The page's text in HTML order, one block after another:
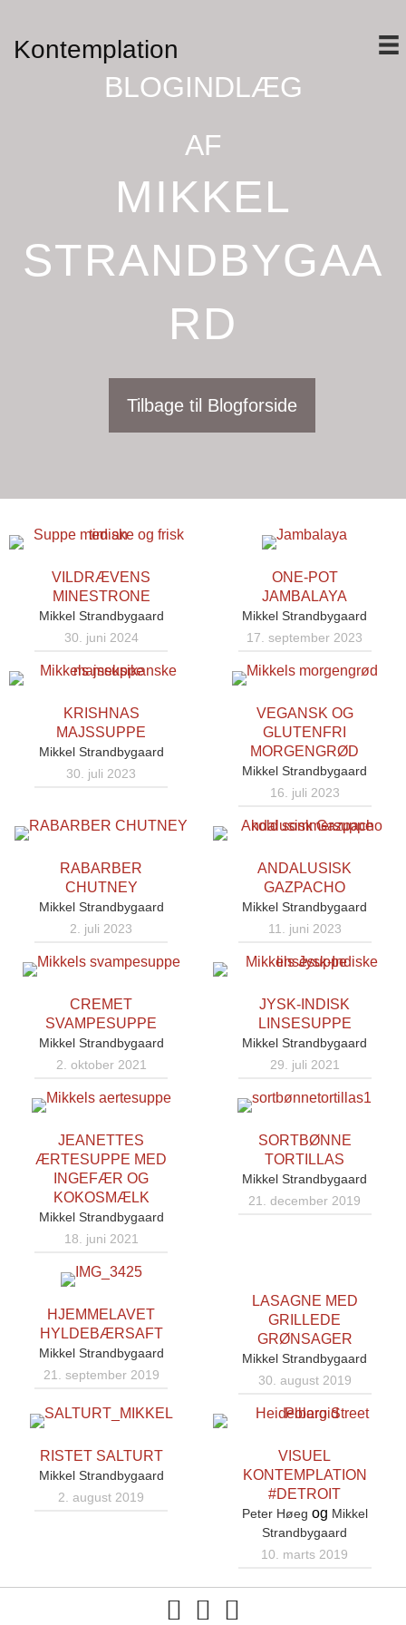
Kontemplation
BLOGINDLÆG
AF
MIKKEL
STRANDBYGAA
RD
Tilbage til Blogforside
VILDRÆVENS
MINESTRONE
Mikkel Strandbygaard
30. juni 2024
ONE-POT
JAMBALAYA
Mikkel Strandbygaard
17. september 2023
KRISHNAS
MAJSSUPPE
Mikkel Strandbygaard
30. juli 2023
VEGANSK OG
GLUTENFRI
MORGENGRØD
Mikkel Strandbygaard
16. juli 2023
RABARBER
CHUTNEY
Mikkel Strandbygaard
2. juli 2023
ANDALUSISK
GAZPACHO
Mikkel Strandbygaard
11. juni 2023
CREMET
SVAMPESUPPE
Mikkel Strandbygaard
2. oktober 2021
JYSK-INDISK
LINSESUPPE
Mikkel Strandbygaard
29. juli 2021
JEANETTES
ÆRTESUPPE MED
INGEFÆR OG
KOKOSMÆLK
Mikkel Strandbygaard
18. juni 2021
SORTBØNNE
TORTILLAS
Mikkel Strandbygaard
21. december 2019
HJEMMELAVET
HYLDEBÆRSAFT
Mikkel Strandbygaard
21. september 2019
LASAGNE MED
GRILLEDE
GRØNSAGER
Mikkel Strandbygaard
30. august 2019
RISTET SALTURT
Mikkel Strandbygaard
2. august 2019
VISUEL
KONTEMPLATION
#DETROIT
Peter Høeg og Mikkel
Strandbygaard
10. marts 2019
You tube